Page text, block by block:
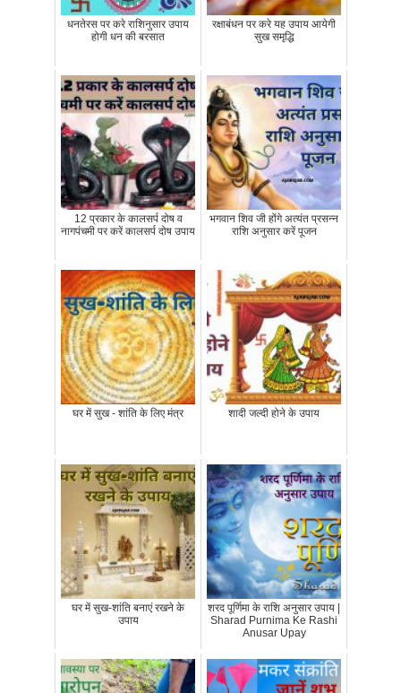
धनतेरस पर करे राशिनुसार उपाय
होगी धन की बरसात
रक्षाबंधन पर करे यह उपाय आयेगी
सुख समृद्धि
12 प्रकार के कालसर्प दोष व
नागपंचमी पर करें कालसर्प दोष उपाय
भगवान शिव जी होंगे अत्‍यंत प्रसन्‍न
राशि अनुसार करें पूजन
घर में सुख - शांति के लिए मंत्र शादी जल्दी होने के उपाय
घर में सुख-शांति बनाएं रखने के
उपाय
शरद पूर्णिमा के राशि अनुसार उपाय |
Sharad Purnima Ke Rashi
Anusar Upay